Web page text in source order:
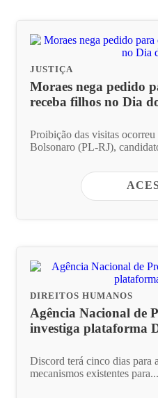
JUSTIÇA
Moraes nega pedido
receba filhos no Dia
Proibição das visitas
Bolsonaro (PL-RJ),
DIREITOS HUMANOS
Agência Nacional de
investiga plataforma
Discord terá cinco dias para
mecanismos existentes para...